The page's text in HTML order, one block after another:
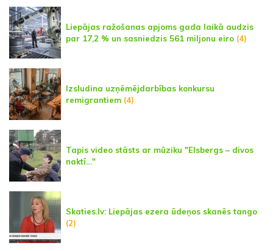
Liepājas ražošanas apjoms gada laikā audzis
par 17,2 % un sasniedzis 561 miljonu eiro (4)
Izsludina uzņēmējdarbības konkursu
remigrantiem (4)
Tapis video stāsts ar mūziku "Elsbergs – divos
naktī…"
Skaties.lv: Liepājas ezera ūdeņos skanēs tango
(2)